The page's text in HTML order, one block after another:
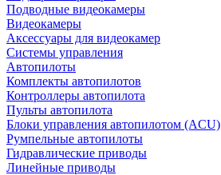
Подводные видеокамеры
Видеокамеры
Аксессуары для видеокамер
Системы управления
Автопилоты
Комплекты автопилотов
Контроллеры автопилота
Пульты автопилота
Блоки управления автопилотом (ACU)
Румпельные автопилоты
Гидравлические приводы
Линейные приводы